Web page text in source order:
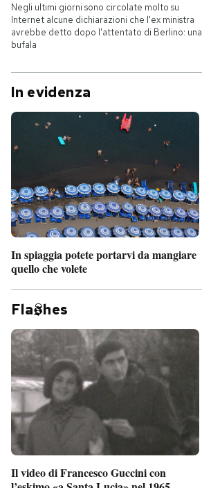
Negli ultimi giorni sono circolate molto su
Internet alcune dichiarazioni che l'ex ministra
avrebbe detto dopo l'attentato di Berlino: una
bufala
In evidenza
In spiaggia potete portarvi da mangiare
quello che volete
Fla hes
Il video di Francesco Guccini con